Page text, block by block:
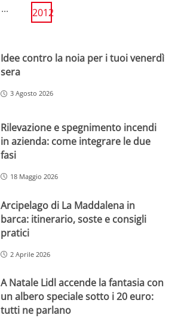
... 2012
Idee contro la noia per i tuoi venerdì
sera
3 Agosto 2026
Rilevazione e spegnimento incendi
in azienda: come integrare le due
fasi
18 Maggio 2026
Arcipelago di La Maddalena in
barca: itinerario, soste e consigli
pratici
2 Aprile 2026
A Natale Lidl accende la fantasia con
un albero speciale sotto i 20 euro:
tutti ne parlano